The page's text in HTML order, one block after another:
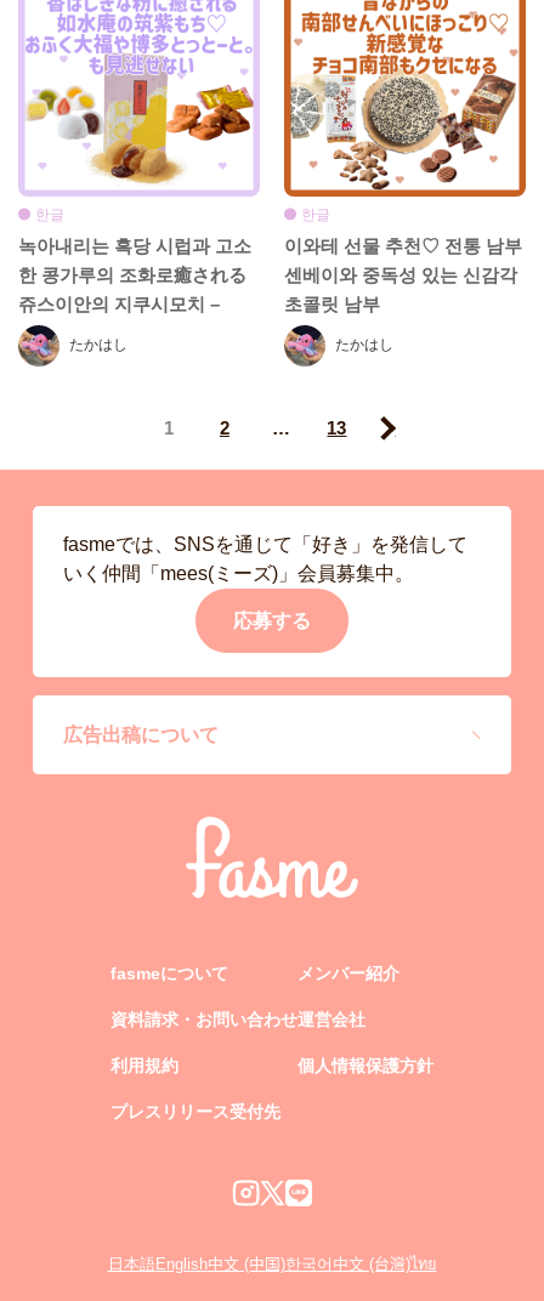
たかはし
한글
녹아내리는 흑당 시럽과 고소
한 콩가루의 조화로癒される
쥬스이안의 지쿠시모치 –
“Ofuku Daifuku”와 “Hakata
Totto-to”도 놓치지 마세요
たかはし
한글
이와테 선물 추천♡ 전통 남부
센베이와 중독성 있는 신감각
초콜릿 남부
1 2 … 13 Next
fasmeでは、SNSを通じて「好き」を発信して
いく仲間「mees(ミーズ)」会員募集中。
応募する
広告出稿について
fasmeについて
資料請求・お問い合わせ
利用規約
プレスリリース受付先
メンバー紹介
運営会社
個人情報保護方針
日本語English中文 (中国)한국어 中文 (台灣)ไทย